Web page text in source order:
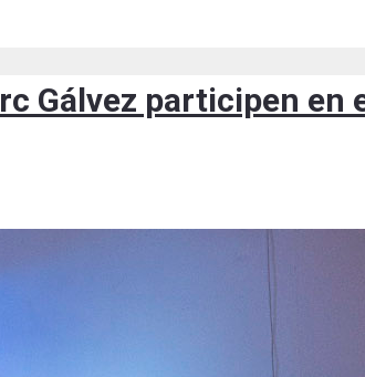
Gálvez participen en